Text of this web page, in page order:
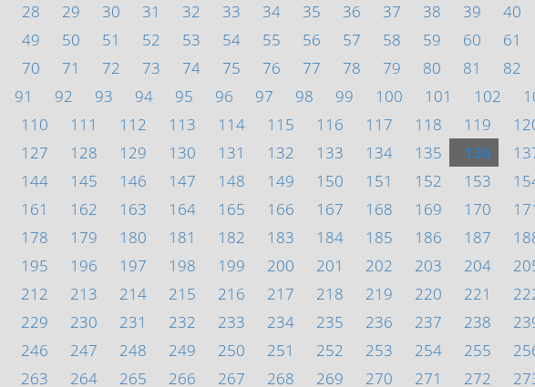
28 29 30 31 32 33 34 35 36 37 38 39 40
49 50 51 52 53 54 55 56 57 58 59 60 61
70 71 72 73 74 75 76 77 78 79 80 81 82
91 92 93 94 95 96 97 98 99 100 101 102
110 111 112 113 114 115 116 117 118 119
127 128 129 130 131 132 133 134 135 136
144 145 146 147 148 149 150 151 152 153
161 162 163 164 165 166 167 168 169 170
178 179 180 181 182 183 184 185 186 187
195 196 197 198 199 200 201 202 203 204
212 213 214 215 216 217 218 219 220 221
229 230 231 232 233 234 235 236 237 238
246 247 248 249 250 251 252 253 254 255
263 264 265 266 267 268 269 270 271 272